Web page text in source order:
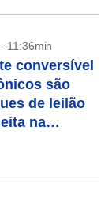
11:36min
conversível
são
de leilão
na